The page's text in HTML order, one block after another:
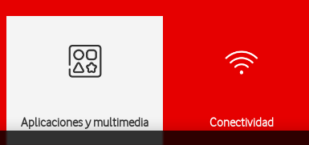
Aplicaciones y multimedia Conectividad